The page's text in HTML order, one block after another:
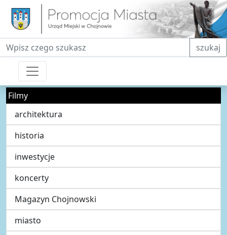
Fraza do wyszukiwania szukaj
Filmy
architektura
historia
inwestycje
koncerty
Magazyn Chojnowski
miasto